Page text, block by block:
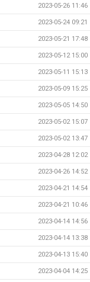
2023-05-26 11:46
2023-05-24 09:21
2023-05-21 17:48
2023-05-12 15:00
2023-05-11 15:13
2023-05-09 15:25
2023-05-05 14:50
2023-05-02 15:07
2023-05-02 13:47
2023-04-28 12:02
2023-04-26 14:52
2023-04-21 14:54
2023-04-21 10:46
2023-04-14 14:56
2023-04-14 13:38
2023-04-13 15:40
2023-04-04 14:25